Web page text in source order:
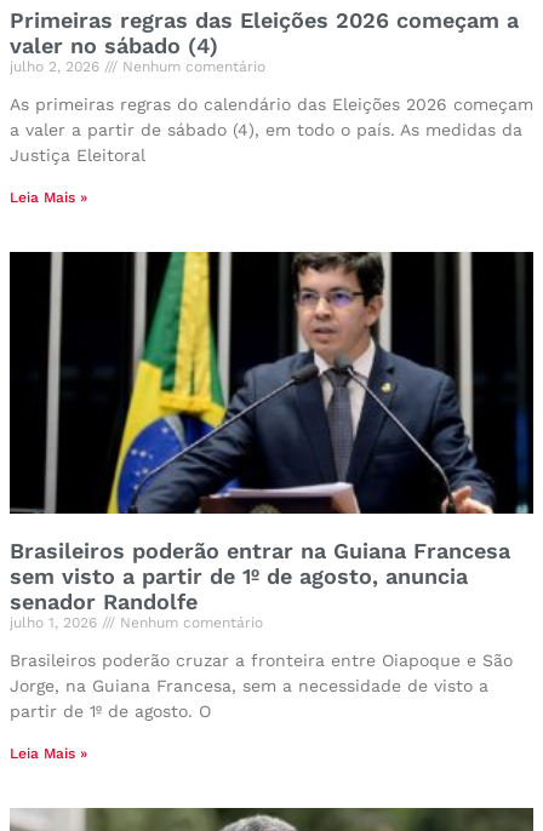
Primeiras regras das Eleições 2026 começam a
valer no sábado (4)
julho 2, 2026 Nenhum comentário
As primeiras regras do calendário das Eleições 2026 começam
a valer a partir de sábado (4), em todo o país. As medidas da
Justiça Eleitoral
Leia Mais »
Brasileiros poderão entrar na Guiana Francesa
sem visto a partir de 1º de agosto, anuncia
senador Randolfe
julho 1, 2026 Nenhum comentário
Brasileiros poderão cruzar a fronteira entre Oiapoque e São
Jorge, na Guiana Francesa, sem a necessidade de visto a
partir de 1º de agosto. O
Leia Mais »